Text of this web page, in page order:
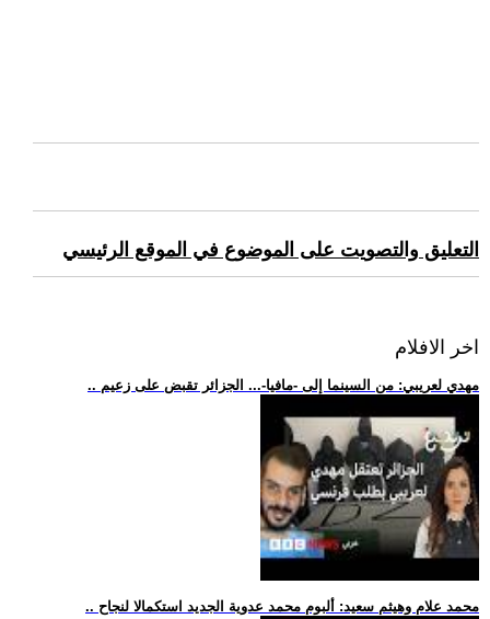
التعليق والتصويت على الموضوع في الموقع الرئيسي
اخر الافلام
.. مهدي لعريبي: من السينما إلى -مافيا-... الجزائر تقبض على زعيم
.. محمد علام وهيثم سعيد: ألبوم محمد عدوية الجديد استكمالا لنجاح